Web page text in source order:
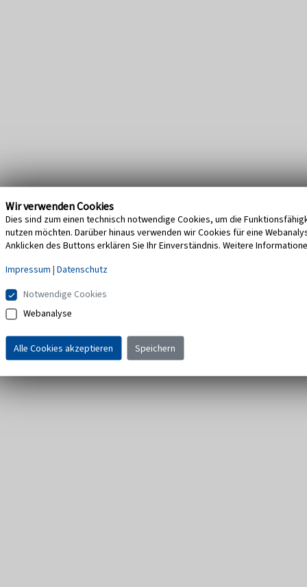
Wir verwenden Cookies
Dies sind zum einen technisch notwendige Cookies, um die
nutzen möchten. Darüber hinaus verwenden wir Cookies für eine
Anklicken des Buttons erklären Sie Ihr Einverständnis. Weitere
Impressum | Datenschutz
Notwendige Cookies
Webanalyse
Alle Cookies akzeptieren Speichern